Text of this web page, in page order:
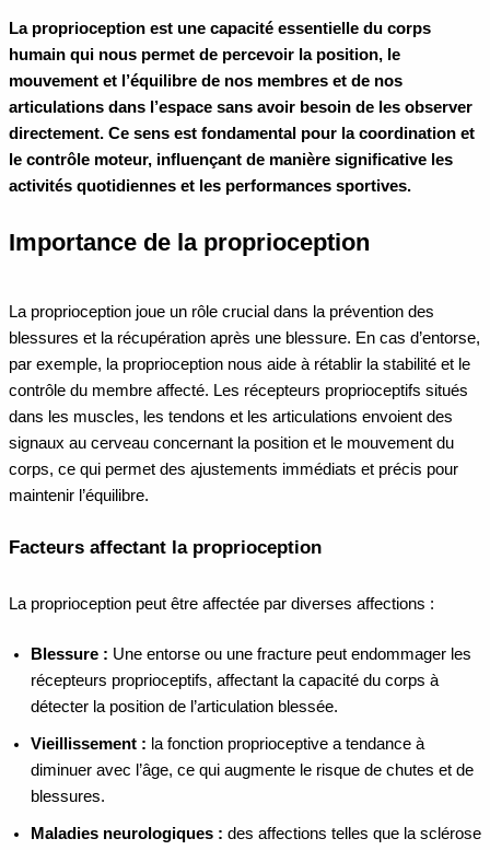
La proprioception est une capacité essentielle du corps
humain qui nous permet de percevoir la position, le
mouvement et l’équilibre de nos membres et de nos
articulations dans l’espace sans avoir besoin de les observer
directement. Ce sens est fondamental pour la coordination et
le contrôle moteur, influençant de manière significative les
activités quotidiennes et les performances sportives.
Importance de la proprioception
La proprioception joue un rôle crucial dans la prévention des
blessures et la récupération après une blessure. En cas d’entorse,
par exemple, la proprioception nous aide à rétablir la stabilité et le
contrôle du membre affecté. Les récepteurs proprioceptifs situés
dans les muscles, les tendons et les articulations envoient des
signaux au cerveau concernant la position et le mouvement du
corps, ce qui permet des ajustements immédiats et précis pour
maintenir l’équilibre.
Facteurs affectant la proprioception
La proprioception peut être affectée par diverses affections :
Blessure : Une entorse ou une fracture peut endommager les
récepteurs proprioceptifs, affectant la capacité du corps à
détecter la position de l’articulation blessée.
Vieillissement : la fonction proprioceptive a tendance à
diminuer avec l’âge, ce qui augmente le risque de chutes et de
blessures.
Maladies neurologiques : des affections telles que la sclérose